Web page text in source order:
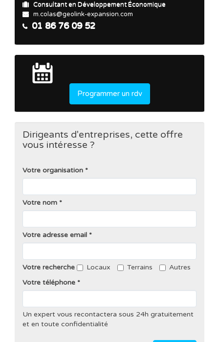
Consultant en Développement Économique
m.colas@geolink-expansion.com
01 86 76 09 52
Programmer un rdv
Dirigeants d'entreprises, cette offre
vous intéresse ?
Votre organisation
Votre nom
Votre adresse email
Votre recherche Locaux Terrains
Autres
Votre téléphone
Un expert vous recontactera sous 24h gratuitement
et en toute confidentialité